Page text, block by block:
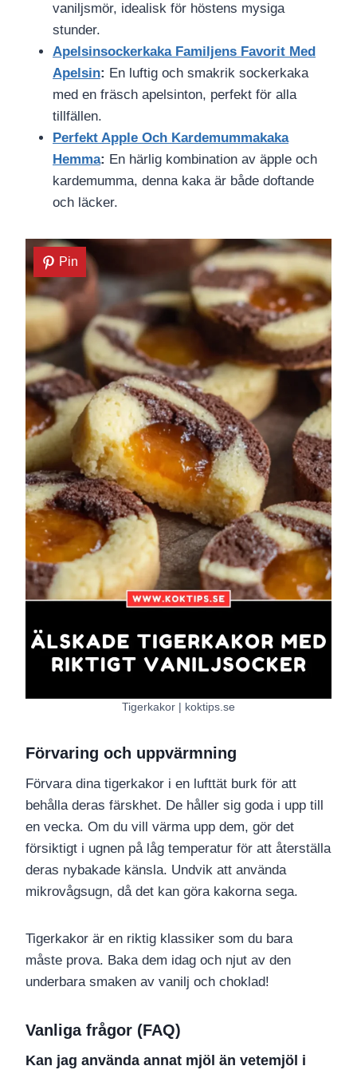
vaniljsmör, idealisk för höstens mysiga
stunder.
Apelsinsockerkaka Familjens Favorit Med
Apelsin: En luftig och smakrik sockerkaka
med en fräsch apelsinton, perfekt för alla
tillfällen.
Perfekt Apple Och Kardemummakaka
Hemma: En härlig kombination av äpple och
kardemumma, denna kaka är både doftande
och läcker.
Pin
Tigerkakor | koktips.se
Förvaring och uppvärmning
Förvara dina tigerkakor i en lufttät burk för att
behålla deras färskhet. De håller sig goda i upp till
en vecka. Om du vill värma upp dem, gör det
försiktigt i ugnen på låg temperatur för att återställa
deras nybakade känsla. Undvik att använda
mikrovågsugn, då det kan göra kakorna sega.
Tigerkakor är en riktig klassiker som du bara
måste prova. Baka dem idag och njut av den
underbara smaken av vanilj och choklad!
Vanliga frågor (FAQ)
Kan jag använda annat mjöl än vetemjöl i